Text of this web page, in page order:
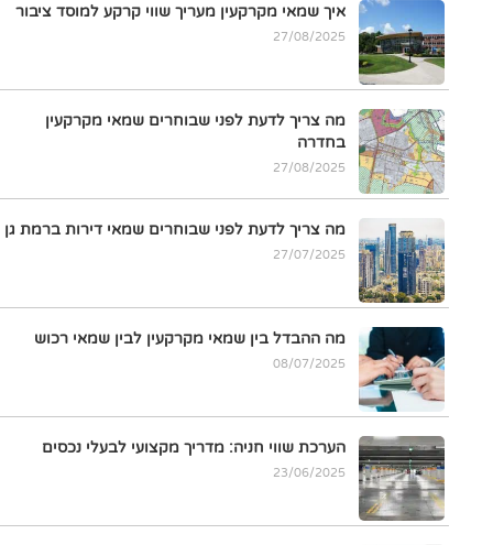
איך שמאי מקרקעין מעריך שווי קרקע למוסד ציבור
27/08/2025
מה צריך לדעת לפני שבוחרים שמאי מקרקעין
בחדרה
27/08/2025
מה צריך לדעת לפני שבוחרים שמאי דירות ברמת גן
27/07/2025
מה ההבדל בין שמאי מקרקעין לבין שמאי רכוש
08/07/2025
הערכת שווי חניה: מדריך מקצועי לבעלי נכסים
23/06/2025